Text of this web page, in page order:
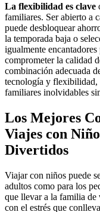
La flexibilidad es clave
familiares. Ser abierto a
puede desbloquear
la temporada baja o
igualmente
comprometer la calidad
combinación adecuada
tecnología y flexibilidad,
familiares inolvidables
Los Mejores
Viajes con
Divertidos
Viajar con niños puede
adultos como para los
que llevar a la familia
con el estrés que